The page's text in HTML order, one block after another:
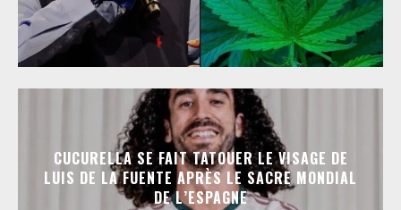
CUCURELLA SE FAIT TATOUER LE VISAGE DE
LUIS DE LA FUENTE APRÈS LE SACRE MONDIAL
DE L’ESPAGNE